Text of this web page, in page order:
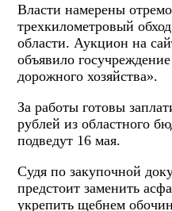
Власти намерены
трехкилометровый
области. Аукцион на
объявило
дорожного хозяйства».
За работы готовы
рублей из областного
подведут 16 мая.
Судя по закупочной
предстоит заменить
укрепить щебнем